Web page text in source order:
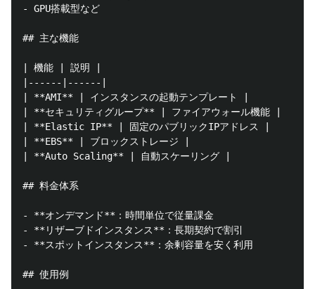
- GPU搭載型など
## 主な機能
| 機能 | 説明 |
|------|------|
| **AMI** | インスタンスの起動テンプレート |
| **セキュリティグループ** | ファイアウォール機能 |
| **Elastic IP** | 固定のパブリックIPアドレス |
| **EBS** | ブロックストレージ |
| **Auto Scaling** | 自動スケーリング |
## 料金体系
- **オンデマンド**：時間単位で従量課金
- **リザーブドインスタンス**：長期契約で割引
- **スポットインスタンス**：余剰容量を安く利用
## 使用例